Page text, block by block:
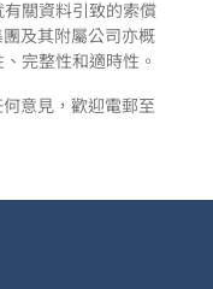
關資料引致的索償
及其附屬公司亦概
完整性和適時性。
意見，歡迎電郵至